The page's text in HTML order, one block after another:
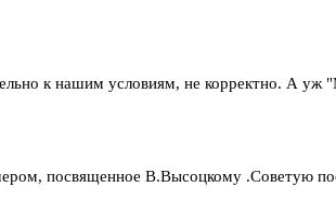
к нашим условиям, не корректно. А уж
посвященное В.Высоцкому .Советую